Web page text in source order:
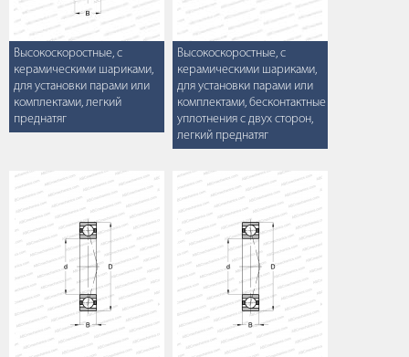
Высокоскоростные, с
керамическими шариками,
для установки парами или
комплектами, легкий
преднатяг
Высокоскоростные, с
керамическими шариками,
для установки парами или
комплектами, бесконтактные
уплотнения с двух сторон,
легкий преднатяг